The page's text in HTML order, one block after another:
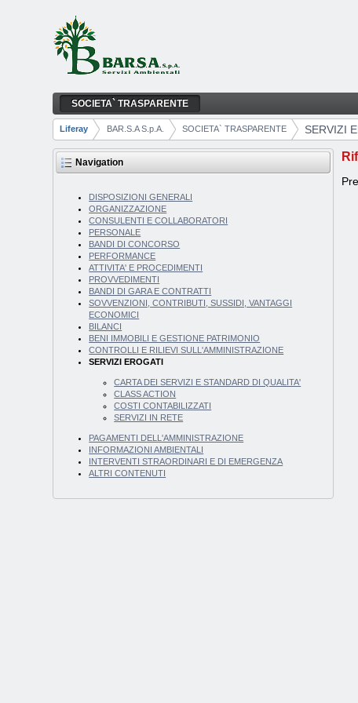
SERVIZI EROGATI
Navigation
SOCIETA` TRASPARENTE
Breadcrumbs
Liferay BAR.S.A S.p.A. SOCIETA` TRASPARENTE SERVIZI
Navigation
DISPOSIZIONI GENERALI
ORGANIZZAZIONE
CONSULENTI E COLLABORATORI
PERSONALE
BANDI DI CONCORSO
PERFORMANCE
ATTIVITA' E PROCEDIMENTI
PROVVEDIMENTI
BANDI DI GARA E CONTRATTI
SOVVENZIONI, CONTRIBUTI, SUSSIDI, VANTAGGI
ECONOMICI
BILANCI
BENI IMMOBILI E GESTIONE PATRIMONIO
CONTROLLI E RILIEVI SULL'AMMINISTRAZIONE
SERVIZI EROGATI
CARTA DEI SERVIZI E STANDARD DI QUALITA'
CLASS ACTION
COSTI CONTABILIZZATI
SERVIZI IN RETE
PAGAMENTI DELL'AMMINISTRAZIONE
INFORMAZIONI AMBIENTALI
INTERVENTI STRAORDINARI E DI EMERGENZA
ALTRI CONTENUTI